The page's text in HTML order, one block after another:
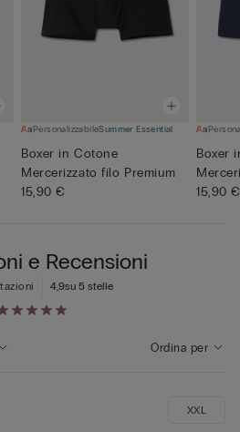
PersonalizzabileSummer Essential
Boxer in Cotone
Mercerizzato filo Premium
15,90 €
Boxer
15,90 €
e Recensioni
4,9su 5 stelle
Ordina per
XXL